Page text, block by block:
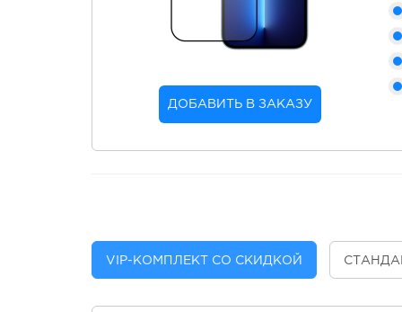
ДОБАВИТЬ В ЗАКАЗУ
VIP-КОМПЛЕКТ СО СКИДКОЙ